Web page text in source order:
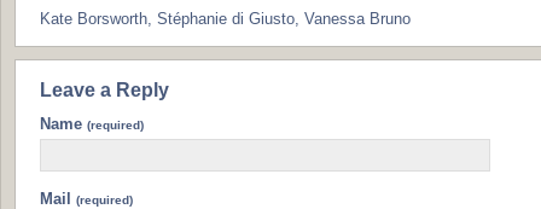
Kate Borsworth, Stéphanie di Giusto, Vanessa Bruno
Leave a Reply
Name (required)
Mail (required)